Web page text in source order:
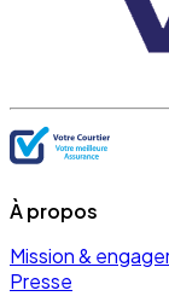
À propos
Mission &
Presse